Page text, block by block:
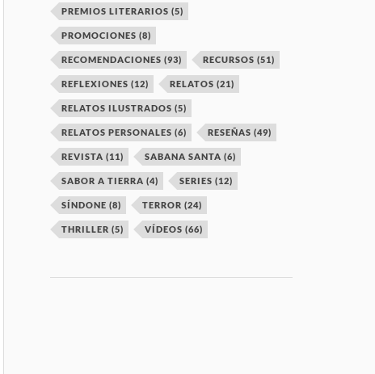
PREMIOS LITERARIOS (5)
PROMOCIONES (8)
RECOMENDACIONES (93) RECURSOS (51)
REFLEXIONES (12) RELATOS (21)
RELATOS ILUSTRADOS (5)
RELATOS PERSONALES (6) RESEÑAS (49)
REVISTA (11) SABANA SANTA (6)
SABOR A TIERRA (4) SERIES (12)
SÍNDONE (8) TERROR (24)
THRILLER (5) VÍDEOS (66)